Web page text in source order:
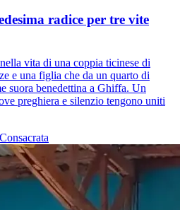
radice per tre vite
vita di una coppia ticinese di
e una figlia che da un quarto di
suora benedettina a Ghiffa. Un
preghiera e silenzio tengono uniti